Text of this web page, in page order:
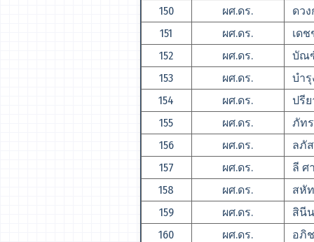
150
ผศ.ดร.
ดว
151
ผศ.ดร.
เด
152
ผศ.ดร.
บัณ
153
ผศ.ดร.
บำรุ
154
ผศ.ดร.
ปรี
155
ผศ.ดร.
ภัท
156
ผศ.ดร.
ลภั
157
ผศ.ดร.
ลี ศ
158
ผศ.ดร.
สหั
159
ผศ.ดร.
สินี
160
ผศ.ดร.
อภิ